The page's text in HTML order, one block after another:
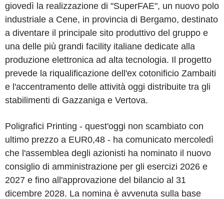
giovedì la realizzazione di "SuperFAE", un nuovo polo
industriale a Cene, in provincia di Bergamo, destinato
a diventare il principale sito produttivo del gruppo e
una delle più grandi facility italiane dedicate alla
produzione elettronica ad alta tecnologia. Il progetto
prevede la riqualificazione dell'ex cotonificio Zambaiti
e l'accentramento delle attività oggi distribuite tra gli
stabilimenti di Gazzaniga e Vertova.
Poligrafici Printing - quest'oggi non scambiato con
ultimo prezzo a EUR0,48 - ha comunicato mercoledì
che l'assemblea degli azionisti ha nominato il nuovo
consiglio di amministrazione per gli esercizi 2026 e
2027 e fino all'approvazione del bilancio al 31
dicembre 2028. La nomina è avvenuta sulla base